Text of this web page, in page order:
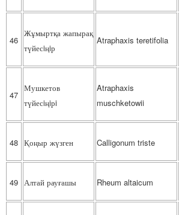
46
Жұмыртқа жапырақ
түйесiңiр
Atraphaxis teretifolia
47
Мушкетов
түйесiңiрi
Atraphaxis
muschketowii
48 Қоңыр жүзген Calligonum triste
49 Алтай рауғашы Rheum altaicum